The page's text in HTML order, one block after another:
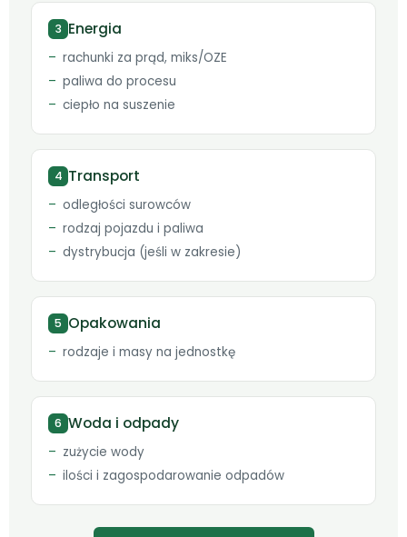
3 Energia
rachunki za prąd, miks/OZE
paliwa do procesu
ciepło na suszenie
4 Transport
odległości surowców
rodzaj pojazdu i paliwa
dystrybucja (jeśli w zakresie)
5 Opakowania
rodzaje i masy na jednostkę
6 Woda i odpady
zużycie wody
ilości i zagospodarowanie odpadów